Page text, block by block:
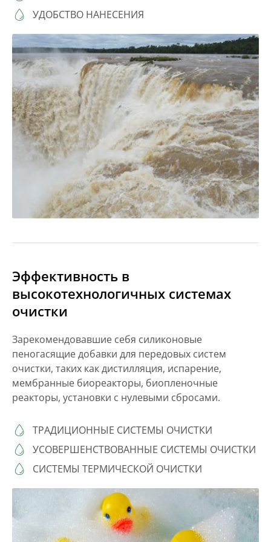
УДОБСТВО НАНЕСЕНИЯ
Эффективность в
высокотехнологичных системах
очистки
Зарекомендовавшие себя силиконовые
пеногасящие добавки для передовых систем
очистки, таких как дистилляция, испарение,
мембранные биореакторы, биопленочные
реакторы, установки с нулевыми сбросами.
ТРАДИЦИОННЫЕ СИСТЕМЫ ОЧИСТКИ
УСОВЕРШЕНСТВОВАННЫЕ СИСТЕМЫ ОЧИСТКИ
СИСТЕМЫ ТЕРМИЧЕСКОЙ ОЧИСТКИ